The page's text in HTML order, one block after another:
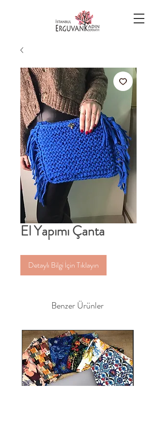
El Yapımı Çanta
Detaylı Bilgi İçin Tıklayın
Benzer Ürünler